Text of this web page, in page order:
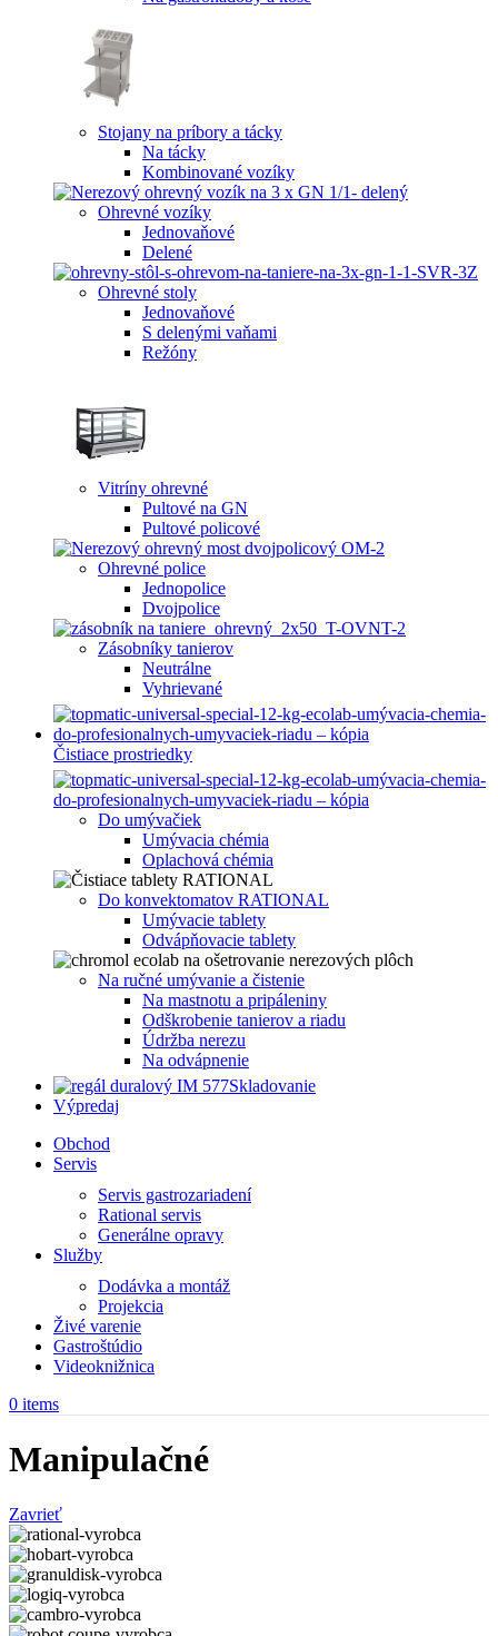
Stojany na príbory a tácky
Na tácky
Kombinované vozíky
Ohrevné vozíky
Jednovaňové
Delené
Ohrevné stoly
Jednovaňové
S delenými vaňami
Režóny
Vitríny ohrevné
Pultové na GN
Pultové policové
Ohrevné police
Jednopolice
Dvojpolice
Zásobníky tanierov
Neutrálne
Vyhrievané
Čistiace prostriedky
Do umývačiek
Umývacia chémia
Oplachová chémia
Do konvektomatov RATIONAL
Umývacie tablety
Odvápňovacie tablety
Na ručné umývanie a čistenie
Na mastnotu a pripáleniny
Odškrobenie tanierov a riadu
Údržba nerezu
Na odvápnenie
Skladovanie
Výpredaj
Obchod
Servis
Servis gastrozariadení
Rational servis
Generálne opravy
Služby
Dodávka a montáž
Projekcia
Živé varenie
Gastroštúdio
Videoknižnica
0 items
Manipulačné
Zavrieť